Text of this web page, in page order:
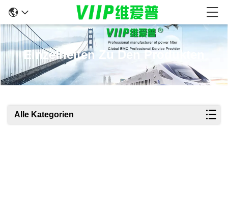
Einzelheiten Zu Den Produkten
Alle Kategorien